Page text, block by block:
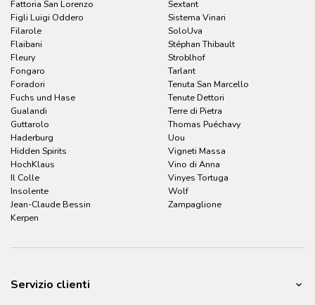
Fattoria San Lorenzo
Figli Luigi Oddero
Filarole
Flaibani
Fleury
Fongaro
Foradori
Fuchs und Hase
Gualandi
Guttarolo
Haderburg
Hidden Spirits
HochKlaus
Il Colle
Insolente
Jean-Claude Bessin
Kerpen
Sextant
Sistema Vinari
SoloUva
Stéphan Thibault
Stroblhof
Tarlant
Tenuta San Marcello
Tenute Dettori
Terre di Pietra
Thomas Puéchavy
Uou
Vigneti Massa
Vino di Anna
Vinyes Tortuga
Wolf
Zampaglione
Servizio clienti